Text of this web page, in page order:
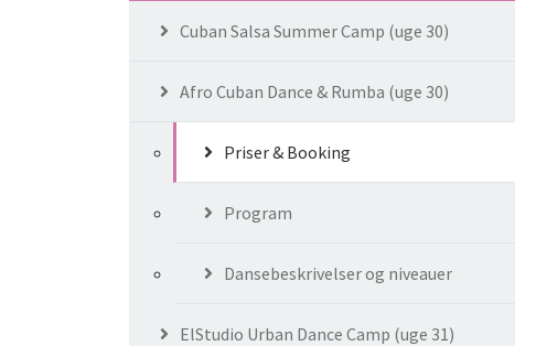
Cuban Salsa Summer Camp (uge 30)
Afro Cuban Dance & Rumba (uge 30)
Priser & Booking
Program
Dansebeskrivelser og niveauer
ElStudio Urban Dance Camp (uge 31)